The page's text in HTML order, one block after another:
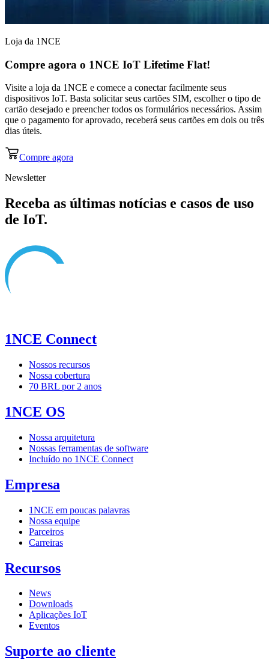
Loja da 1NCE
Compre agora o 1NCE IoT Lifetime Flat!
Visite a loja da 1NCE e comece a conectar facilmente seus
dispositivos IoT. Basta solicitar seus cartões SIM, escolher o tipo de
cartão desejado e preencher todos os formulários necessários. Assim
que o pagamento for aprovado, receberá seus cartões em dois ou três
dias úteis.
Compre agora
Newsletter
Receba as últimas notícias e casos de uso
de IoT.
1NCE Connect
Nossos recursos
Nossa cobertura
70 BRL por 2 anos
1NCE OS
Nossa arquitetura
Nossas ferramentas de software
Incluído no 1NCE Connect
Empresa
1NCE em poucas palavras
Nossa equipe
Parceiros
Carreiras
Recursos
News
Downloads
Aplicações IoT
Eventos
Suporte ao cliente